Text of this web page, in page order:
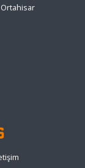
Ortahisar